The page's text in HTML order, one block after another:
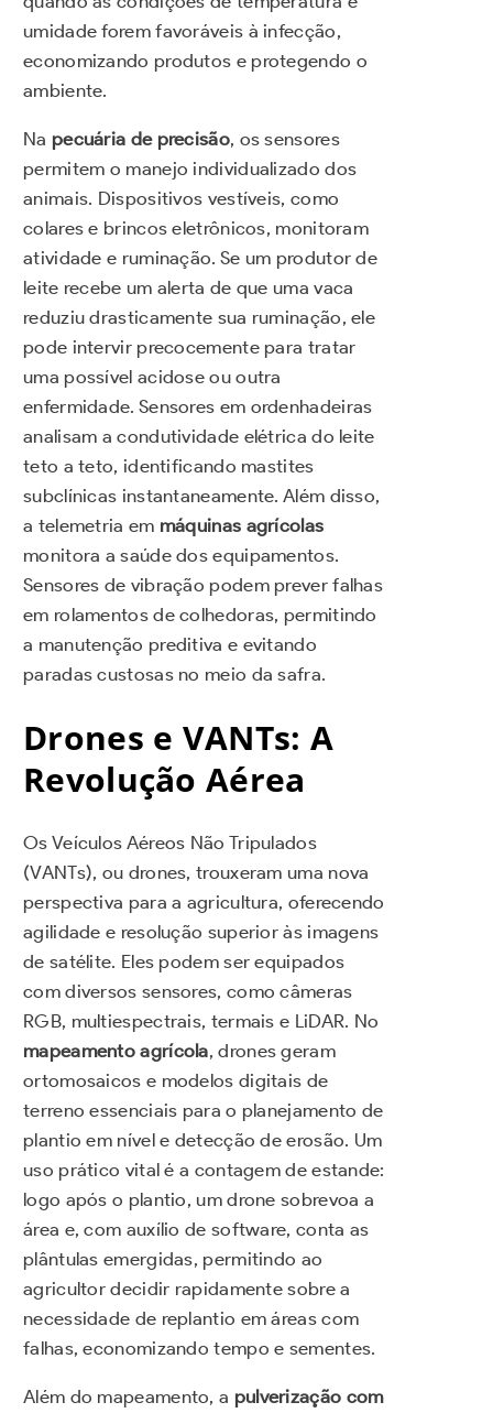
umidade forem favoráveis à infecção,
economizando produtos e protegendo o
ambiente.
Na pecuária de precisão, os sensores
permitem o manejo individualizado dos
animais. Dispositivos vestíveis, como
colares e brincos eletrônicos, monitoram
atividade e ruminação. Se um produtor de
leite recebe um alerta de que uma vaca
reduziu drasticamente sua ruminação, ele
pode intervir precocemente para tratar
uma possível acidose ou outra
enfermidade. Sensores em ordenhadeiras
analisam a condutividade elétrica do leite
teto a teto, identificando mastites
subclínicas instantaneamente. Além disso,
a telemetria em máquinas agrícolas
monitora a saúde dos equipamentos.
Sensores de vibração podem prever falhas
em rolamentos de colhedoras, permitindo
a manutenção preditiva e evitando
paradas custosas no meio da safra.
Drones e VANTs: A
Revolução Aérea
Os Veículos Aéreos Não Tripulados
(VANTs), ou drones, trouxeram uma nova
perspectiva para a agricultura, oferecendo
agilidade e resolução superior às imagens
de satélite. Eles podem ser equipados
com diversos sensores, como câmeras
RGB, multiespectrais, termais e LiDAR. No
mapeamento agrícola, drones geram
ortomosaicos e modelos digitais de
terreno essenciais para o planejamento de
plantio em nível e detecção de erosão. Um
uso prático vital é a contagem de estande:
logo após o plantio, um drone sobrevoa a
área e, com auxílio de software, conta as
plântulas emergidas, permitindo ao
agricultor decidir rapidamente sobre a
necessidade de replantio em áreas com
falhas, economizando tempo e sementes.
Além do mapeamento, a pulverização com